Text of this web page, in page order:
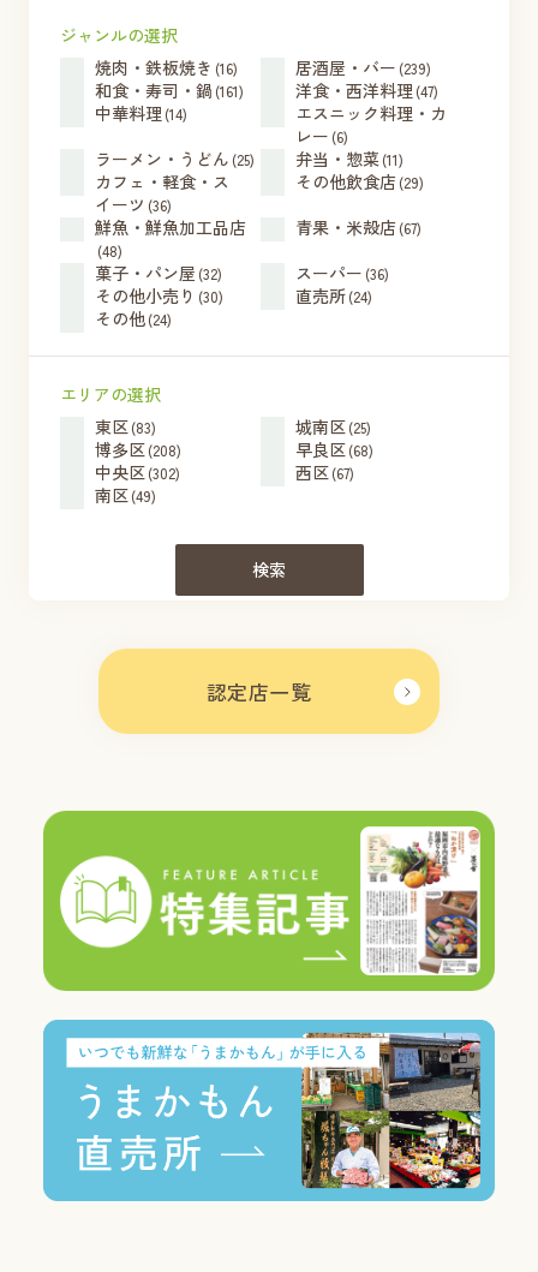
認定店一覧
ジャンルの選択
焼肉・鉄板焼き (16) 居酒屋・バー (239)
和食・寿司・鍋 (161) 洋食・西洋料理 (47)
中華料理 (14)
エスニック料理・カ
レー (6)
ラーメン・うどん (25) 弁当・惣菜(11)
カフェ・軽食・ス
イーツ (36)
その他飲食店(29)
鮮魚・鮮魚加工品店
(48)
青果・米殻店(67)
菓子・パン屋 (32) スーパー (36)
その他小売り (30) 直売所(24)
その他(24)
エリアの選択
東区(83) 城南区(25)
博多区(208) 早良区(68)
中央区(302) 西区(67)
南区(49)
検索